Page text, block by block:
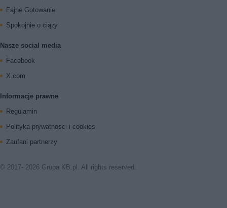
Fajne Gotowanie
Spokojnie o ciąży
Nasze social media
Facebook
X.com
Informacje prawne
Regulamin
Polityka prywatnosci i cookies
Zaufani partnerzy
© 2017- 2026 Grupa KB.pl. All rights reserved.